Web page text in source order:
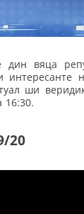
дин вяца
интересанте
ши
16:30.
20